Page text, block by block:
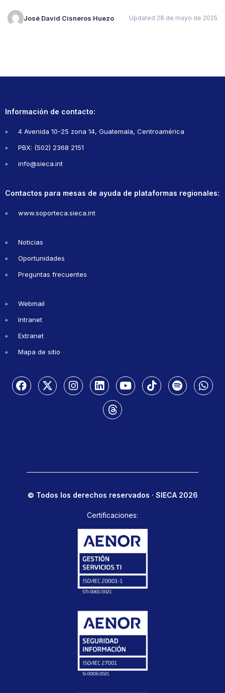
José David Cisneros Huezo Updated 28 de mayo de 2025
Información de contacto:
4 Avenida 10-25 zona 14, Guatemala, Centroamérica
PBX: (502) 2368 2151
info@sieca.int
Contactos para mesas de ayuda de plataformas regionales:
www.soporteca.sieca.int
Noticias
Oportunidades
Preguntas frecuentes
Webmail
Intranet
Extranet
Mapa de sitio
© Todos los derechos reservados · SIECA 2026
Certificaciones: